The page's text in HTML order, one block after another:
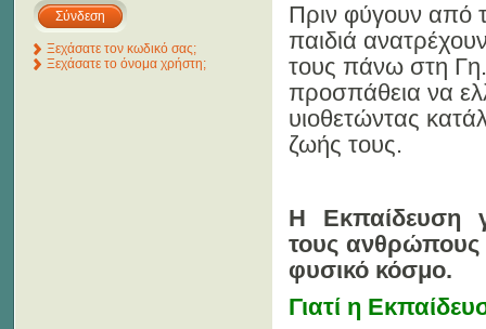
Πριν φύγουν από
παιδιά
τους πάνω στη Γη.
προσπάθεια να
υιοθετώντας
ζωής τους.
Η Εκπαίδευση
τους ανθρώπους
φυσικό κόσμο.
Γιατί η
Ξεχάσατε τον κωδικό σας;
Ξεχάσατε το όνομα χρήστη;